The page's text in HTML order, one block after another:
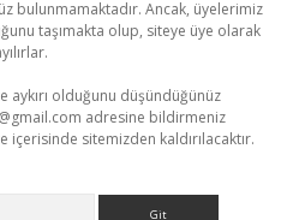
bulunmamaktadır. Ancak, üyelerimiz
taşımakta olup, siteye üye olarak
aykırı olduğunu düşündüğünüz
adresine bildirmeniz
sitemizden kaldırılacaktır.